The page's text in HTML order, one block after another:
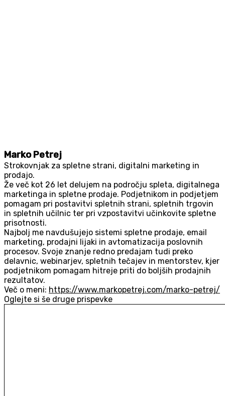
Marko Petrej
Strokovnjak za spletne strani, digitalni marketing in
prodajo.
Že več kot 26 let delujem na področju spleta, digitalnega
marketinga in spletne prodaje. Podjetnikom in podjetjem
pomagam pri postavitvi spletnih strani, spletnih trgovin
in spletnih učilnic ter pri vzpostavitvi učinkovite spletne
prisotnosti.
Najbolj me navdušujejo sistemi spletne prodaje, email
marketing, prodajni lijaki in avtomatizacija poslovnih
procesov. Svoje znanje redno predajam tudi preko
delavnic, webinarjev, spletnih tečajev in mentorstev, kjer
podjetnikom pomagam hitreje priti do boljših prodajnih
rezultatov.
Več o meni: https://www.markopetrej.com/marko-petrej/
Oglejte si še druge prispevke